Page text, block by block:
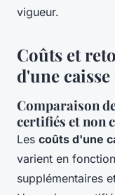
vigueur.
Coûts et
d'une
Comparaison
certifiés et non
Les coûts d'une
varient en
supplémentaires